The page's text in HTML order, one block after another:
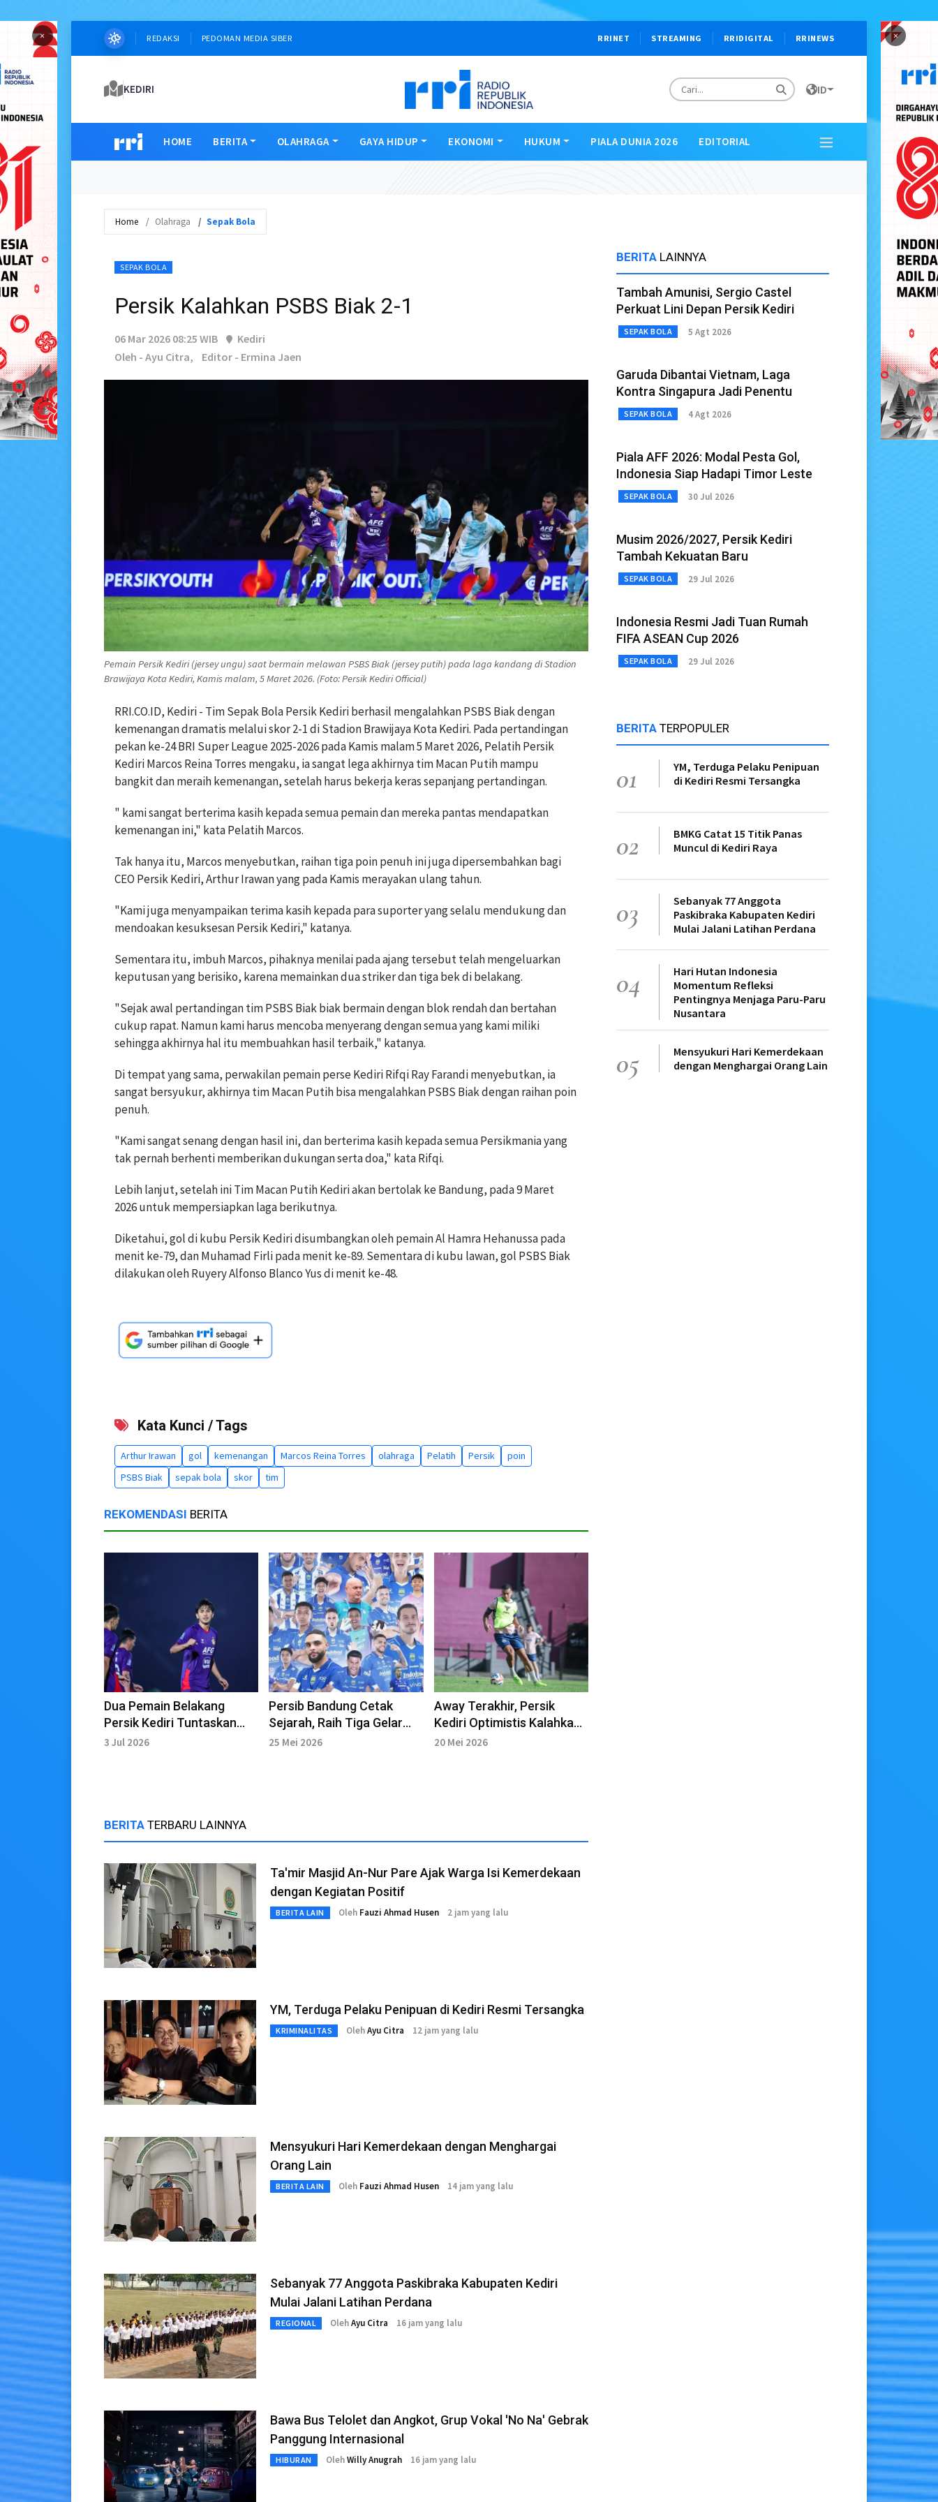
× ×
REDAKSI PEDOMAN MEDIA SIBER RRINET STREAMING RRIDIGITAL RRINEWS
KEDIRI ID
HOME BERITA OLAHRAGA GAYA HIDUP EKONOMI HUKUM PIALA DUNIA 2026 EDITORIAL
Home Olahraga Sepak Bola
SEPAK BOLA
Persik Kalahkan PSBS Biak 2-1
06 Mar 2026 08:25 WIB
Kediri
Oleh - Ayu Citra,
Editor - Ermina Jaen
Pemain Persik Kediri (jersey ungu) saat bermain melawan PSBS Biak (jersey putih) pada laga kandang di Stadion
Brawijaya Kota Kediri, Kamis malam, 5 Maret 2026. (Foto: Persik Kediri Official)
RRI.CO.ID, Kediri - Tim Sepak Bola Persik Kediri berhasil mengalahkan PSBS Biak dengan
kemenangan dramatis melalui skor 2-1 di Stadion Brawijaya Kota Kediri. Pada pertandingan
pekan ke-24 BRI Super League 2025-2026 pada Kamis malam 5 Maret 2026, Pelatih Persik
Kediri Marcos Reina Torres mengaku, ia sangat lega akhirnya tim Macan Putih mampu
bangkit dan meraih kemenangan, setelah harus bekerja keras sepanjang pertandingan.
" kami sangat berterima kasih kepada semua pemain dan mereka pantas mendapatkan
kemenangan ini," kata Pelatih Marcos.
Tak hanya itu, Marcos menyebutkan, raihan tiga poin penuh ini juga dipersembahkan bagi
CEO Persik Kediri, Arthur Irawan yang pada Kamis merayakan ulang tahun.
"Kami juga menyampaikan terima kasih kepada para suporter yang selalu mendukung dan
mendoakan kesuksesan Persik Kediri," katanya.
Sementara itu, imbuh Marcos, pihaknya menilai pada ajang tersebut telah mengeluarkan
keputusan yang berisiko, karena memainkan dua striker dan tiga bek di belakang.
"Sejak awal pertandingan tim PSBS Biak biak bermain dengan blok rendah dan bertahan
cukup rapat. Namun kami harus mencoba menyerang dengan semua yang kami miliki
sehingga akhirnya hal itu membuahkan hasil terbaik," katanya.
Di tempat yang sama, perwakilan pemain perse Kediri Rifqi Ray Farandi menyebutkan, ia
sangat bersyukur, akhirnya tim Macan Putih bisa mengalahkan PSBS Biak dengan raihan poin
penuh.
"Kami sangat senang dengan hasil ini, dan berterima kasih kepada semua Persikmania yang
tak pernah berhenti memberikan dukungan serta doa," kata Rifqi.
Lebih lanjut, setelah ini Tim Macan Putih Kediri akan bertolak ke Bandung, pada 9 Maret
2026 untuk mempersiapkan laga berikutnya.
⁠⁠⁠⁠⁠⁠⁠Diketahui, gol di kubu Persik Kediri disumbangkan oleh pemain Al Hamra Hehanussa pada
menit ke-79, dan Muhamad Firli pada menit ke-89. Sementara di kubu lawan, gol PSBS Biak
dilakukan oleh Ruyery Alfonso Blanco Yus di menit ke-48.
Kata Kunci / Tags
Arthur Irawan gol kemenangan Marcos Reina Torres olahraga Pelatih Persik
poin
PSBS Biak
sepak bola skor tim
REKOMENDASI BERITA
Dua Pemain Belakang
Persik Kediri Tuntaskan
Masa Peminjaman
3 Jul 2026
Persib Bandung Cetak
Sejarah, Raih Tiga Gelar
Liga Indonesia Secara
25 Mei 2026
Away Terakhir, Persik
Kediri Optimistis Kalahkan
Persebaya
20 Mei 2026
BERITA TERBARU LAINNYA
Ta'mir Masjid An-Nur Pare Ajak Warga Isi Kemerdekaan
dengan Kegiatan Positif
BERITA LAIN Oleh Fauzi Ahmad Husen 2 jam yang lalu
YM, Terduga Pelaku Penipuan di Kediri Resmi Tersangka
KRIMINALITAS OlehAyu Citra 12 jam yang lalu
Mensyukuri Hari Kemerdekaan dengan Menghargai
Orang Lain
BERITA LAIN Oleh Fauzi Ahmad Husen 14 jam yang lalu
Sebanyak 77 Anggota Paskibraka Kabupaten Kediri
Mulai Jalani Latihan Perdana
REGIONAL OlehAyu Citra 16 jam yang lalu
Bawa Bus Telolet dan Angkot, Grup Vokal 'No Na' Gebrak
Panggung Internasional
HIBURAN OlehWilly Anugrah 16 jam yang lalu
BERITA LAINNYA
Tambah Amunisi, Sergio Castel
Perkuat Lini Depan Persik Kediri
SEPAK BOLA 5 Agt 2026
Garuda Dibantai Vietnam, Laga
Kontra Singapura Jadi Penentu
SEPAK BOLA 4 Agt 2026
Piala AFF 2026: Modal Pesta Gol,
Indonesia Siap Hadapi Timor Leste
SEPAK BOLA 30 Jul 2026
Musim 2026/2027, Persik Kediri
Tambah Kekuatan Baru
SEPAK BOLA 29 Jul 2026
Indonesia Resmi Jadi Tuan Rumah
FIFA ASEAN Cup 2026
SEPAK BOLA 29 Jul 2026
BERITA TERPOPULER
01
YM, Terduga Pelaku Penipuan
di Kediri Resmi Tersangka
02
BMKG Catat 15 Titik Panas
Muncul di Kediri Raya
03
Sebanyak 77 Anggota
Paskibraka Kabupaten Kediri
Mulai Jalani Latihan Perdana
04
Hari Hutan Indonesia
Momentum Refleksi
Pentingnya Menjaga Paru-Paru
Nusantara
05
Mensyukuri Hari Kemerdekaan
dengan Menghargai Orang Lain